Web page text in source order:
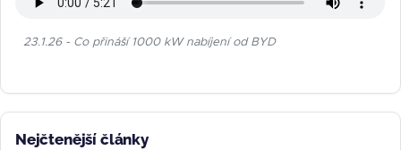
23.1.26 - Co přináší 1000 kW nabíjení od BYD
Nejčtenější články